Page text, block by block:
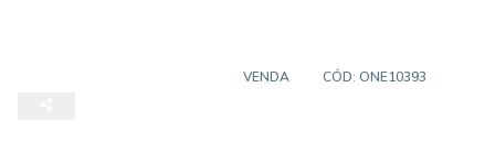
VENDA CÓD: ONE10393